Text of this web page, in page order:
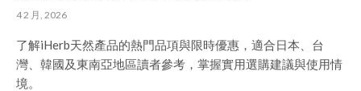
4 2 月, 2026
了解iHerb天然產品的熱門品項與限時優惠，適合日本、台
灣、韓國及東南亞地區讀者參考，掌握實用選購建議與使用情
境。